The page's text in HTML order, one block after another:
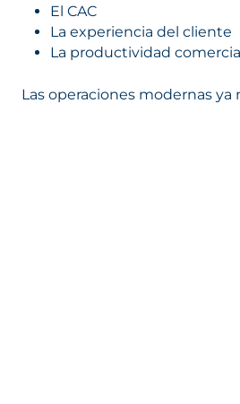
El CAC
La experiencia del cliente
La productividad
Las operaciones modernas